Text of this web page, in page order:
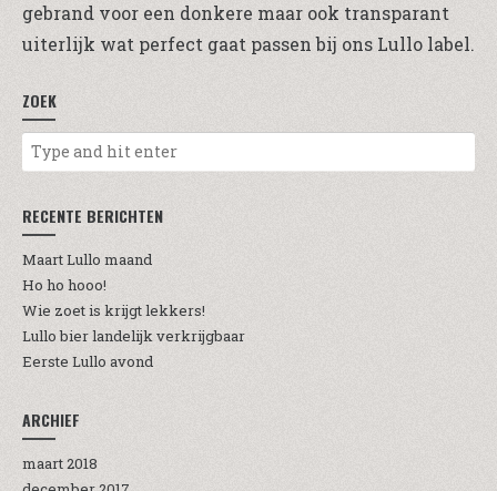
gebrand voor een donkere maar ook transparant
uiterlijk wat perfect gaat passen bij ons Lullo label.
ZOEK
RECENTE BERICHTEN
Maart Lullo maand
Ho ho hooo!
Wie zoet is krijgt lekkers!
Lullo bier landelijk verkrijgbaar
Eerste Lullo avond
ARCHIEF
maart 2018